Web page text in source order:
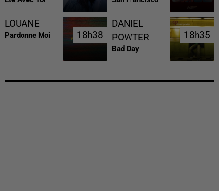
LOUANE
Pardonne Moi 18h38
18h38
DANIEL
POWTER
Bad Day
18h35
18h35